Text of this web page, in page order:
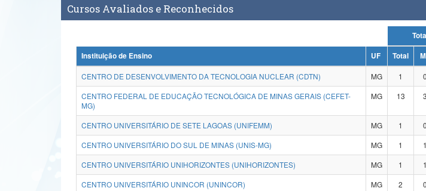
Cursos Avaliados e Reconhecidos
Instituição de Ensino
UF Total
CENTRO DE DESENVOLVIMENTO DA TECNOLOGIA NUCLEAR (CDTN)
MG 1 0
CENTRO FEDERAL DE EDUCAÇÃO TECNOLÓGICA DE MINAS GERAIS (CEFET-
MG)
MG 13 3
CENTRO UNIVERSITÁRIO DE SETE LAGOAS (UNIFEMM) MG 1 0
CENTRO UNIVERSITÁRIO DO SUL DE MINAS (UNIS-MG)
MG 1 1
CENTRO UNIVERSITÁRIO UNIHORIZONTES (UNIHORIZONTES)
MG 1 1
CENTRO UNIVERSITÁRIO UNINCOR (UNINCOR)
MG 2 0